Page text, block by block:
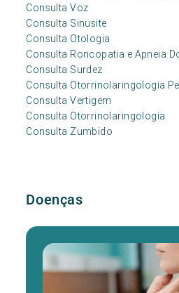
Consulta Voz
Consulta Sinusite
Consulta Otologia
Consulta Roncopatia e Apneia
Consulta Surdez
Consulta Otorrinolaringologia
Consulta Vertigem
Consulta Otorrinolaringologia
Consulta Zumbido
Doenças